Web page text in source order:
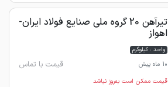
تیرآهن 20 گروه ملی صنایع فولاد ایران-
اهواز
واحد : کیلوگرم
10 ماه پیش
قیمت با تماس
قیمت ممکن است به‌روز نباشد